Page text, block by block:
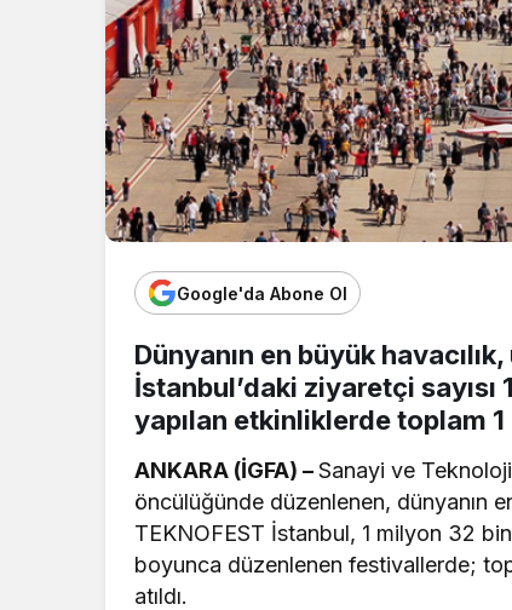
Google'da Abone Ol
Dünyanın en büyük
İstanbul’daki ziyaretçi
yapılan etkinliklerde toplam
ANKARA (İGFA) –Sanayi ve Teknoloji
öncülüğünde düzenlenen, dünyanın
TEKNOFEST İstanbul, 1 milyon 32
boyunca düzenlenen festivallerde;
atıldı.